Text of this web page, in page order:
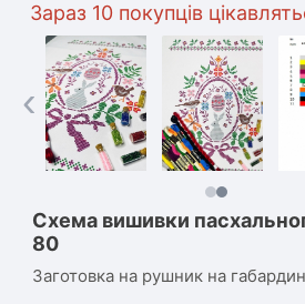
10 покупців цікавляться
‹
Схема вишивки
80
Заготовка на рушник на